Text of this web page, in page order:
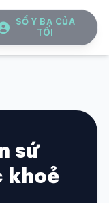
SỔ Y BẠ CỦA
TÔI
sứ
khoẻ